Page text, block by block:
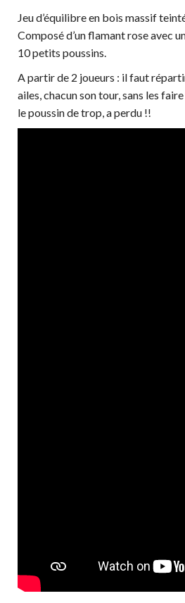
Jeu d’équilibre en bois massif teinté
Composé d’un flamant rose avec
10 petits poussins.
A partir de 2 joueurs : il faut
ailes, chacun son tour, sans les
le poussin de trop, a perdu !!